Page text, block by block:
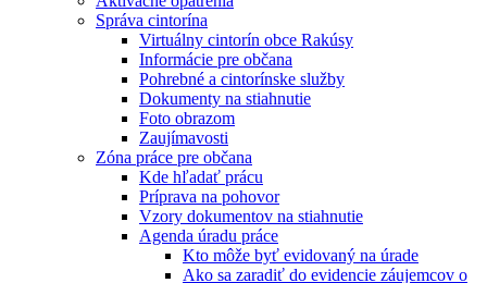
Správa cintorína
Virtuálny cintorín obce Rakúsy
Informácie pre občana
Pohrebné a cintorínske služby
Dokumenty na stiahnutie
Foto obrazom
Zaujímavosti
Zóna práce pre občana
Kde hľadať prácu
Príprava na pohovor
Vzory dokumentov na stiahnutie
Agenda úradu práce
Kto môže byť evidovaný na úrade
Ako sa zaradiť do evidencie záujemcov o